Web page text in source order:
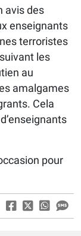
avis des
enseignants
terroristes
les
au
amalgames
Cela
pour